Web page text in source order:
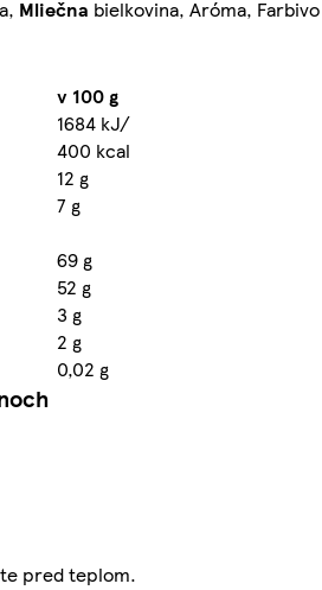
Mliečna bielkovina, Aróma, Farbivo
v 100 g
1684 kJ/
400 kcal
12 g
7 g
69 g
52 g
3 g
2 g
0,02 g
pred teplom.